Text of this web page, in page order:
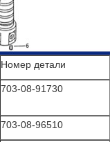
Номер детали
703-08-91730
703-08-96510